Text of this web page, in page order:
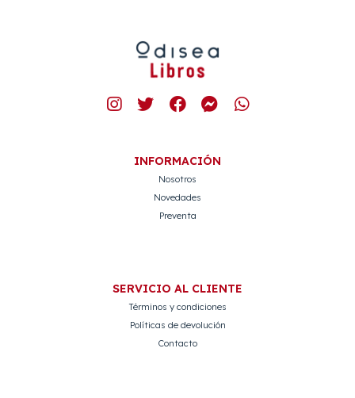
INFORMACIÓN
Nosotros
Novedades
Preventa
SERVICIO AL CLIENTE
Términos y condiciones
Políticas de devolución
Contacto